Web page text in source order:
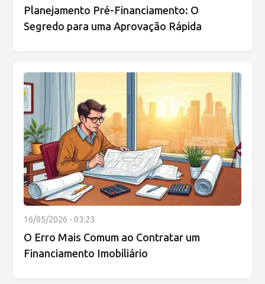
Planejamento Pré-Financiamento: O
Segredo para uma Aprovação Rápida
16/05/2026 - 03:23
O Erro Mais Comum ao Contratar um
Financiamento Imobiliário